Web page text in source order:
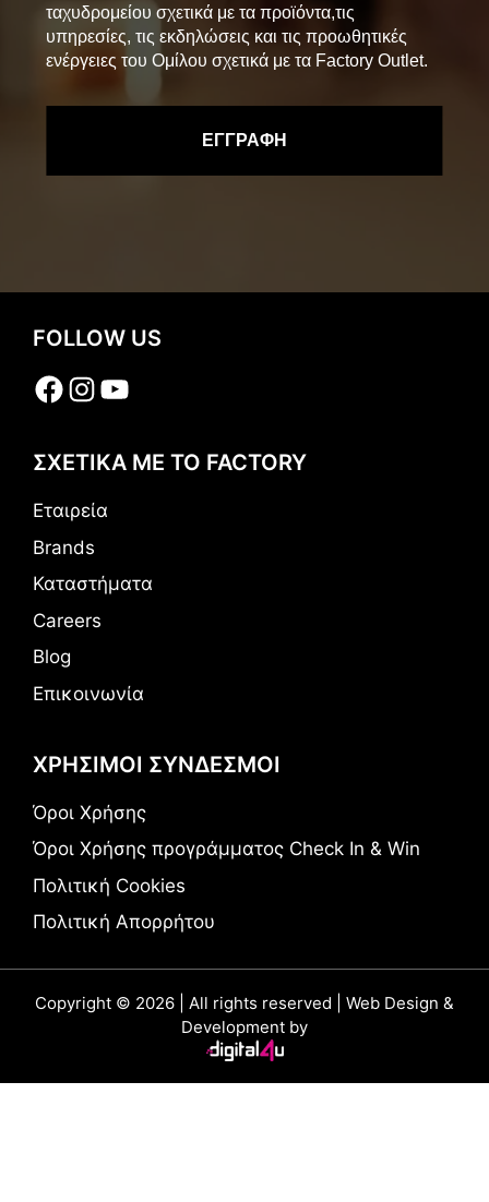
ταχυδρομείου σχετικά με τα προϊόντα,τις
υπηρεσίες, τις εκδηλώσεις και τις προωθητικές
ενέργειες του Ομίλου σχετικά με τα Factory Outlet.
FOLLOW US
Facebook
Instagram
YouTube
ΣΧΕΤΙΚΑ ΜΕ ΤΟ FACTORY
Εταιρεία
Brands
Καταστήματα
Careers
Blog
Επικοινωνία
ΧΡΗΣΙΜΟΙ ΣΥΝΔΕΣΜΟΙ
Όροι Χρήσης
Όροι Χρήσης προγράμματος Check In & Win
Πολιτική Cookies
Πολιτική Απορρήτου
Copyright © 2026 | All rights reserved | Web Design &
Development by